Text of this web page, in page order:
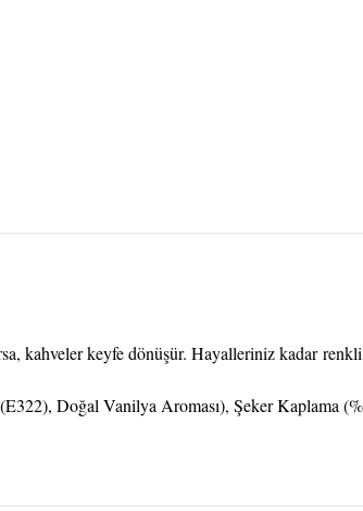
kahveler keyfe dönüşür. Hayalleriniz kadar
Doğal Vanilya Aroması), Şeker Kaplama